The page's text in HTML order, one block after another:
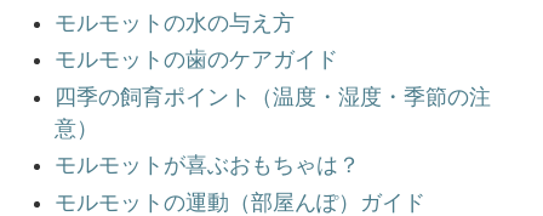
モルモットの水の与え方
モルモットの歯のケアガイド
四季の飼育ポイント（温度・湿度・季節の注
意）
モルモットが喜ぶおもちゃは？
モルモットの運動（部屋んぽ）ガイド